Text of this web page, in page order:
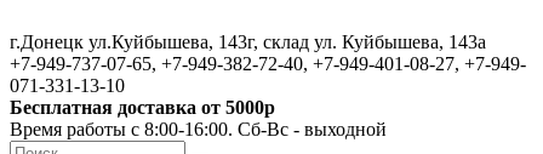
г.Донецк ул.Куйбышева, 143г, склад ул. Куйбышева, 143а
+7-949-737-07-65, +7-949-382-72-40, +7-949-401-08-27, +7-949-
071-331-13-10
Бесплатная доставка от 5000р
Время работы с 8:00-16:00. Сб-Вс - выходной